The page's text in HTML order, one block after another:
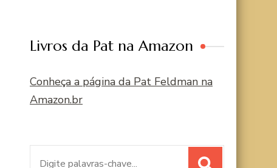
Livros da Pat na Amazon
Conheça a página da Pat Feldman na
Amazon.br